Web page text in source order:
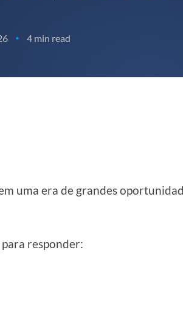
• 4 min read
uma era de grandes
responder: